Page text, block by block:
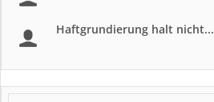
Haftgrundierung halt nicht...